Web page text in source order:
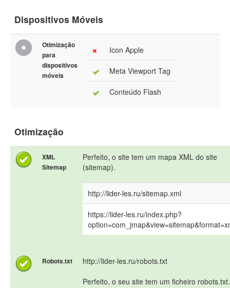
Dispositivos Móveis
Otimização
para
dispositivos
móveis
Icon Apple
Meta Viewport Tag
Conteúdo Flash
Otimização
XML
Sitemap
Perfeito, o site tem um mapa XML do site
(sitemap).
http://lider-les.ru/sitemap.xml
https://lider-les.ru/index.php?
Robots.txt
http://lider-les.ru/robots.txt
Perfeito, o seu site tem um ficheiro robots.txt.